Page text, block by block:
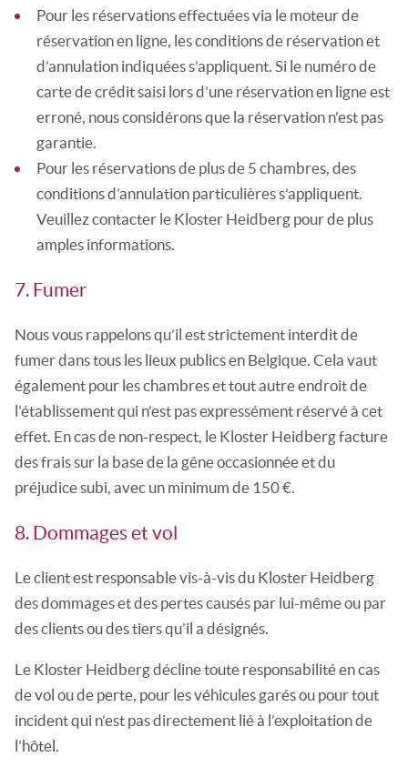
Pour les réservations effectuées via le moteur de
réservation en ligne, les conditions de réservation et
d’annulation indiquées s’appliquent. Si le numéro de
carte de crédit saisi lors d’une réservation en ligne est
erroné, nous considérons que la réservation n’est pas
garantie.
Pour les réservations de plus de 5 chambres, des
conditions d’annulation particulières s’appliquent.
Veuillez contacter le Kloster Heidberg pour de plus
amples informations.
7. Fumer
Nous vous rappelons qu’il est strictement interdit de
fumer dans tous les lieux publics en Belgique. Cela vaut
également pour les chambres et tout autre endroit de
l’établissement qui n’est pas expressément réservé à cet
effet. En cas de non-respect, le Kloster Heidberg facture
des frais sur la base de la gêne occasionnée et du
préjudice subi, avec un minimum de 150 €.
8. Dommages et vol
Le client est responsable vis-à-vis du Kloster Heidberg
des dommages et des pertes causés par lui-même ou par
des clients ou des tiers qu’il a désignés.
Le Kloster Heidberg décline toute responsabilité en cas
de vol ou de perte, pour les véhicules garés ou pour tout
incident qui n’est pas directement lié à l’exploitation de
l’hôtel.